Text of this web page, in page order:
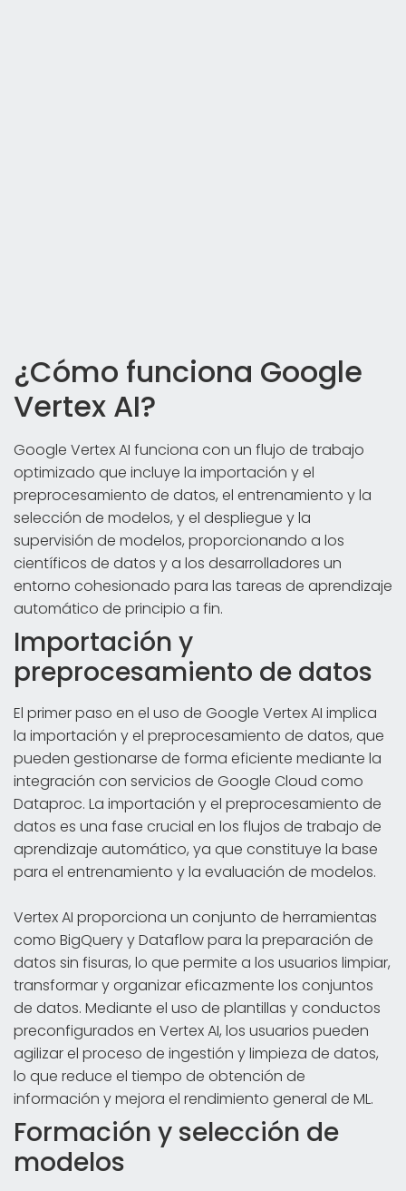
¿Cómo funciona Google
Vertex AI?
Google Vertex AI funciona con un flujo de trabajo
optimizado que incluye la importación y el
preprocesamiento de datos, el entrenamiento y la
selección de modelos, y el despliegue y la
supervisión de modelos, proporcionando a los
científicos de datos y a los desarrolladores un
entorno cohesionado para las tareas de aprendizaje
automático de principio a fin.
Importación y
preprocesamiento de datos
El primer paso en el uso de Google Vertex AI implica
la importación y el preprocesamiento de datos, que
pueden gestionarse de forma eficiente mediante la
integración con servicios de Google Cloud como
Dataproc. La importación y el preprocesamiento de
datos es una fase crucial en los flujos de trabajo de
aprendizaje automático, ya que constituye la base
para el entrenamiento y la evaluación de modelos.
Vertex AI proporciona un conjunto de herramientas
como BigQuery y Dataflow para la preparación de
datos sin fisuras, lo que permite a los usuarios limpiar,
transformar y organizar eficazmente los conjuntos
de datos. Mediante el uso de plantillas y conductos
preconfigurados en Vertex AI, los usuarios pueden
agilizar el proceso de ingestión y limpieza de datos,
lo que reduce el tiempo de obtención de
información y mejora el rendimiento general de ML.
Formación y selección de
modelos